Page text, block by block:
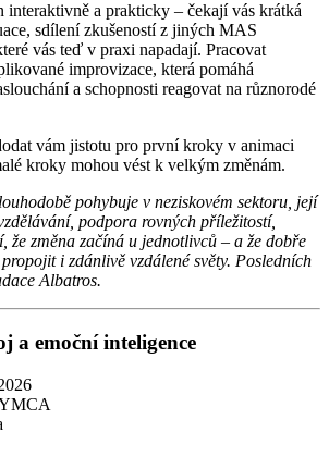
interaktivně a prakticky – čekají vás krátká
sdílení zkušeností z jiných MAS
vás teď v praxi napadají. Pracovat
improvizace, která pomáhá
a schopnosti reagovat na různorodé
vám jistotu pro první kroky v animaci
kroky mohou vést k velkým změnám.
pohybuje v neziskovém sektoru, její
podpora rovných příležitostí,
že změna začíná u jednotlivců – a že dobře
i zdánlivě vzdálené světy. Posledních
Albatros.
a emoční inteligence